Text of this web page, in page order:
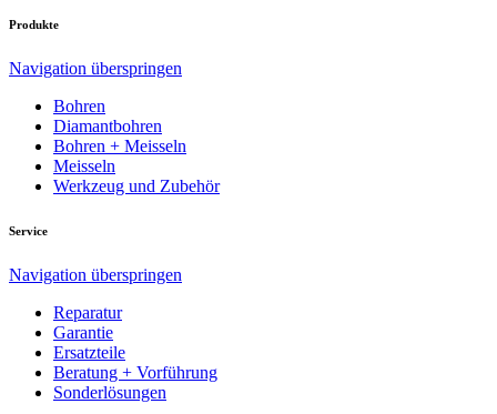
Produkte
Navigation überspringen
Bohren
Diamantbohren
Bohren + Meisseln
Meisseln
Werkzeug und Zubehör
Service
Navigation überspringen
Reparatur
Garantie
Ersatzteile
Beratung + Vorführung
Sonderlösungen